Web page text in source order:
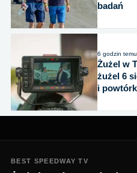
badań
6 godzin temu
Żużel w
żużel 6
i
BEST SPEEDWAY TV